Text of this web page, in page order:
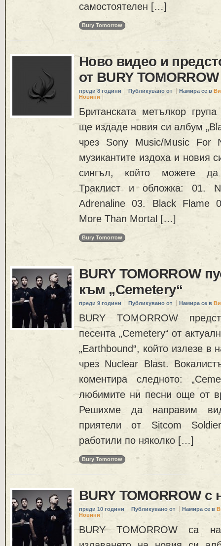
самостоятелен […]
Bury Tomorrow
Ново видео и
от BURY TOMORROW
преди 8 години Публикувано от Намира се в
Новини
Британската метълкор
ще издаде новия си албум
чрез Sony Music/Music For
музикантите издоха и новия
сингъл, който можете да
Траклист и обложка: 01.
Adrenaline 03. Black Flame
More Than Mortal […]
Bury Tomorrow
BURY TOMORROW
към „Cemetery“
преди 9 години Публикувано от Намира се в
BURY TOMORROW
песента „Cemetery“ от
„Earthbound“, който излезе в
чрез Nuclear Blast.
коментира следното:
любимите ни песни още от
Решихме да направим
приятели от Sitcom
работили по няколко […]
Bury Tomorrow
BURY TOMORROW с
преди 10 години Публикувано от Намира се в
Новини
BURY TOMORROW са